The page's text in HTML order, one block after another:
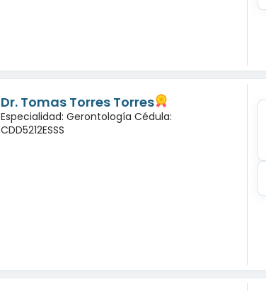
Dr. Tomas Torres Torres
Especialidad: Gerontología Cédula:
CDD5212ESSS